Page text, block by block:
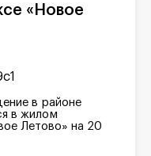
в районе
в жилом
Летово» на 20